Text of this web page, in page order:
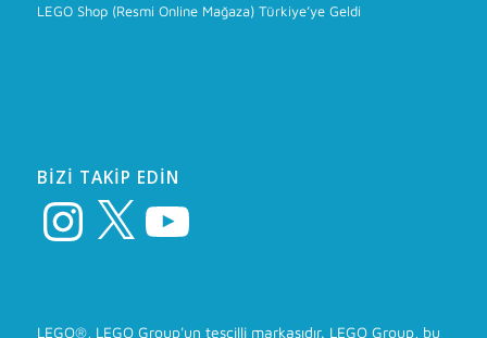
LEGO Shop (Resmi Online Mağaza) Türkiye’ye Geldi
BIZI TAKIP EDIN
Instagram YouTube
LEGO®, LEGO Group'un tescilli markasıdır. LEGO Group, bu